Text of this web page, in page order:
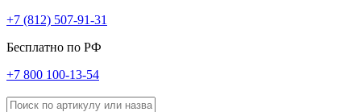
+7 (812) 507-91-31
Бесплатно по РФ
+7 800 100-13-54